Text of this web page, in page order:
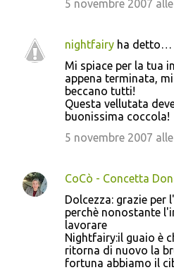
n
5 novembre 2007
nightfairy ha detto…
Mi spiace per la tua
appena terminata,
beccano tutti!
Questa vellutata
buonissima coccola!
5 novembre 2007
CoCò - Concetta
Dolcezza: grazie per
perchè nonostante
lavorare
Nightfairy:il guaio è
ritorna di nuovo la
fortuna abbiamo il